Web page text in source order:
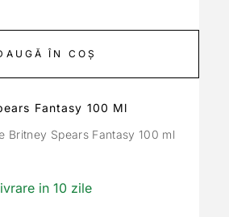
ÎN COȘ
Fantasy 100 Ml
Britney Spears Fantasy 100 ml
in 10 zile